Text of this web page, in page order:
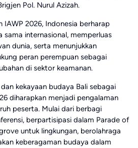
Pol. Nurul Azizah.
IAWP 2026, Indonesia berharap
internasional, memperluas
dunia, serta menunjukkan
peran perempuan sebagai
di sektor keamanan.
kekayaan budaya Bali sebagai
diharapkan menjadi pengalaman
peserta. Mulai dari berbagi
berpartisipasi dalam Parade of
untuk lingkungan, berolahraga
keberagaman budaya dalam